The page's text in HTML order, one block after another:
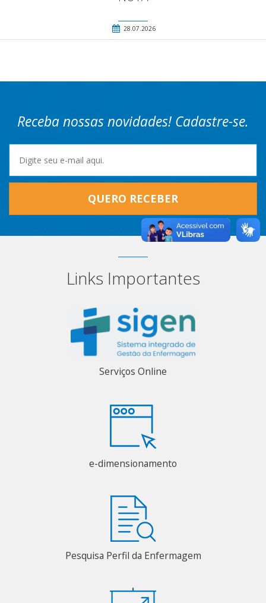
28.07.2026
Receba nossas novidades! Cadastre-se.
QUERO RECEBER
Links Importantes
Serviços Online
e-dimensionamento
Pesquisa Perfil da Enfermagem